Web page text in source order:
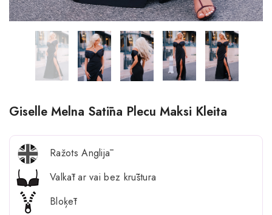
Giselle Melna Satīna Plecu Maksi Kleita
Ražots Anglijā
Valkāt ar vai bez krūštura
Bloķēt